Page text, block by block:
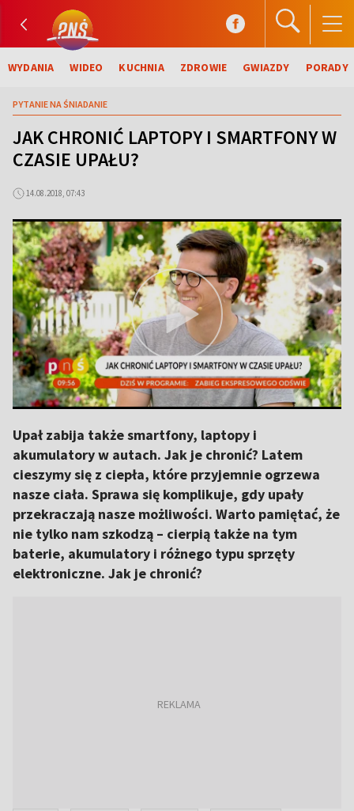
WYDANIA WIDEO KUCHNIA ZDROWIE GWIAZDY PORADY
PYTANIE NA ŚNIADANIE
JAK CHRONIĆ LAPTOPY I SMARTFONY W
CZASIE UPAŁU?
14.08.2018, 07:43
Upał zabija także smartfony, laptopy i
akumulatory w autach. Jak je chronić? Latem
cieszymy się z ciepła, które przyjemnie ogrzewa
nasze ciała. Sprawa się komplikuje, gdy upały
przekraczają nasze możliwości. Warto pamiętać, że
nie tylko nam szkodzą – cierpią także na tym
baterie, akumulatory i różnego typu sprzęty
elektroniczne. Jak je chronić?